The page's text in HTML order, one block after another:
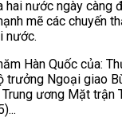
hai nước ngày càng
mẽ các chuyến
nước.
Hàn Quốc của:
trưởng Ngoại giao
ương Mặt trận